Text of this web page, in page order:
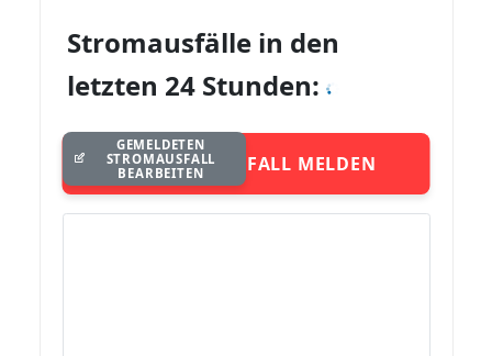
Stromausfälle in den
letzten 24 Stunden:
STROMAUSFALL MELDEN
GEMELDETEN
STROMAUSFALL
BEARBEITEN